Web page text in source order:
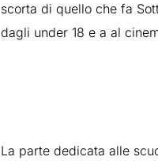
scorta di quello che fa
dagli under 18 e a al
La parte dedicata alle